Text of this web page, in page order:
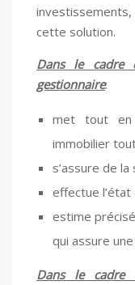
cette solution.
Dans le cadre
gestionnaire:
met tout
immobilier
s’assure de
effectue l’état
estime
qui assure
Dans le cadre